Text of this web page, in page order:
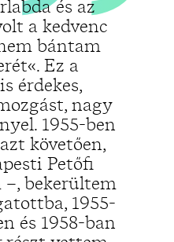
és az
a kedvenc
bántam
Ez a
érdekes,
nagy
1955-ben
követően,
Petőfi
bekerültem
1955-
és 1958-ban